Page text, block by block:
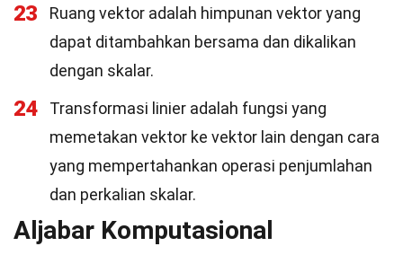
23
Ruang vektor adalah himpunan vektor yang
dapat ditambahkan bersama dan dikalikan
dengan skalar.
24
Transformasi linier adalah fungsi yang
memetakan vektor ke vektor lain dengan cara
yang mempertahankan operasi penjumlahan
dan perkalian skalar.
Aljabar Komputasional